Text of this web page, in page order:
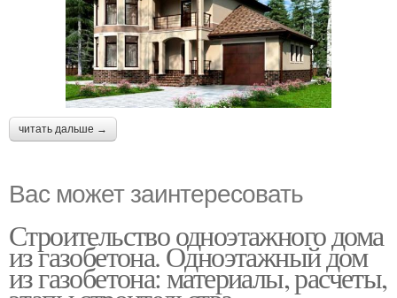
читать дальше →
Вас может заинтересовать
Строительство одноэтажного дома
из газобетона. Одноэтажный дом
из газобетона: материалы, расчеты,